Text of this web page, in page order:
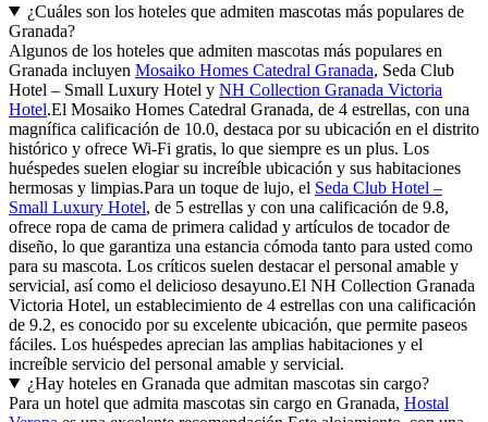
¿Cuáles son los hoteles que admiten mascotas más populares de
Granada?
Algunos de los hoteles que admiten mascotas más populares en
Granada incluyen Mosaiko Homes Catedral Granada, Seda Club
Hotel – Small Luxury Hotel y NH Collection Granada Victoria
Hotel.El Mosaiko Homes Catedral Granada, de 4 estrellas, con una
magnífica calificación de 10.0, destaca por su ubicación en el distrito
histórico y ofrece Wi-Fi gratis, lo que siempre es un plus. Los
huéspedes suelen elogiar su increíble ubicación y sus habitaciones
hermosas y limpias.Para un toque de lujo, el Seda Club Hotel –
Small Luxury Hotel, de 5 estrellas y con una calificación de 9.8,
ofrece ropa de cama de primera calidad y artículos de tocador de
diseño, lo que garantiza una estancia cómoda tanto para usted como
para su mascota. Los críticos suelen destacar el personal amable y
servicial, así como el delicioso desayuno.El NH Collection Granada
Victoria Hotel, un establecimiento de 4 estrellas con una calificación
de 9.2, es conocido por su excelente ubicación, que permite paseos
fáciles. Los huéspedes aprecian las amplias habitaciones y el
increíble servicio del personal amable y servicial.
¿Hay hoteles en Granada que admitan mascotas sin cargo?
Para un hotel que admita mascotas sin cargo en Granada, Hostal